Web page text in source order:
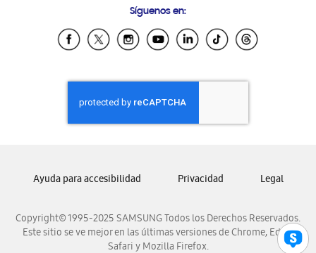
Samsung Ecuador
Samsung El Salvador
Samsung Honduras
Samsung Nicaragua
Samsung Panamá
Samsung Venezuela
Síguenos en:
Copyright© 1995-2025 SAMSUNG Todos los Derechos Reservados.
Este sitio se ve mejor en las últimas versiones de Chrome, Edge,
Safari y Mozilla Firefox.
Ayuda para accesibilidad Privacidad Legal